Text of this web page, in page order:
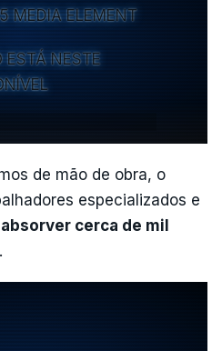
MEDIA ELEMENT
ESTÁ NESTE
de mão de obra, o
especializados e
cerca de mil
.